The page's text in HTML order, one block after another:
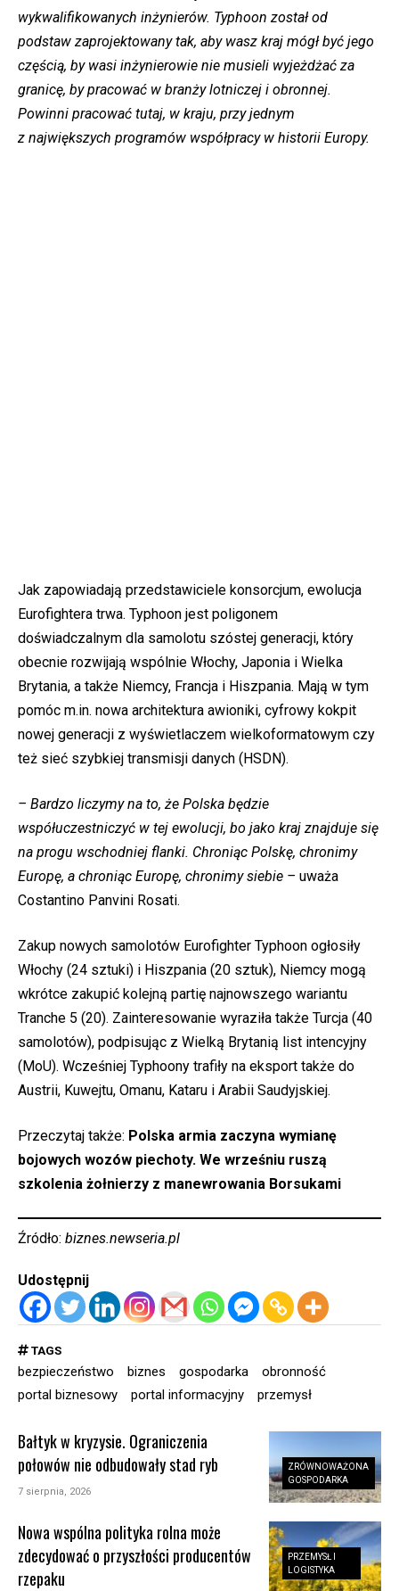
wykwalifikowanych inżynierów. Typhoon został od
podstaw zaprojektowany tak, aby wasz kraj mógł być jego
częścią, by wasi inżynierowie nie musieli wyjeżdżać za
granicę, by pracować w branży lotniczej i obronnej.
Powinni pracować tutaj, w kraju, przy jednym
z największych programów współpracy w historii Europy.
Jak zapowiadają przedstawiciele konsorcjum, ewolucja
Eurofightera trwa. Typhoon jest poligonem
doświadczalnym dla samolotu szóstej generacji, który
obecnie rozwijają wspólnie Włochy, Japonia i Wielka
Brytania, a także Niemcy, Francja i Hiszpania. Mają w tym
pomóc m.in. nowa architektura awioniki, cyfrowy kokpit
nowej generacji z wyświetlaczem wielkoformatowym czy
też sieć szybkiej transmisji danych (HSDN).
– Bardzo liczymy na to, że Polska będzie
współuczestniczyć w tej ewolucji, bo jako kraj znajduje się
na progu wschodniej flanki. Chroniąc Polskę, chronimy
Europę, a chroniąc Europę, chronimy siebie – uważa
Costantino Panvini Rosati.
Zakup nowych samolotów Eurofighter Typhoon ogłosiły
Włochy (24 sztuki) i Hiszpania (20 sztuk), Niemcy mogą
wkrótce zakupić kolejną partię najnowszego wariantu
Tranche 5 (20). Zainteresowanie wyraziła także Turcja (40
samolotów), podpisując z Wielką Brytanią list intencyjny
(MoU). Wcześniej Typhoony trafiły na eksport także do
Austrii, Kuwejtu, Omanu, Kataru i Arabii Saudyjskiej.
Przeczytaj także: Polska armia zaczyna wymianę
bojowych wozów piechoty. We wrześniu ruszą
szkolenia żołnierzy z manewrowania Borsukami
Źródło: biznes.newseria.pl
Udostępnij
TAGS
bezpieczeństwo biznes gospodarka
obronność
portal biznesowy
portal informacyjny przemysł
ZRÓWNOWAŻONA
GOSPODARKA
Bałtyk w kryzysie. Ograniczenia
połowów nie odbudowały stad ryb
7 sierpnia, 2026
PRZEMYSŁ I
LOGISTYKA
Nowa wspólna polityka rolna może
zdecydować o przyszłości producentów
rzepaku